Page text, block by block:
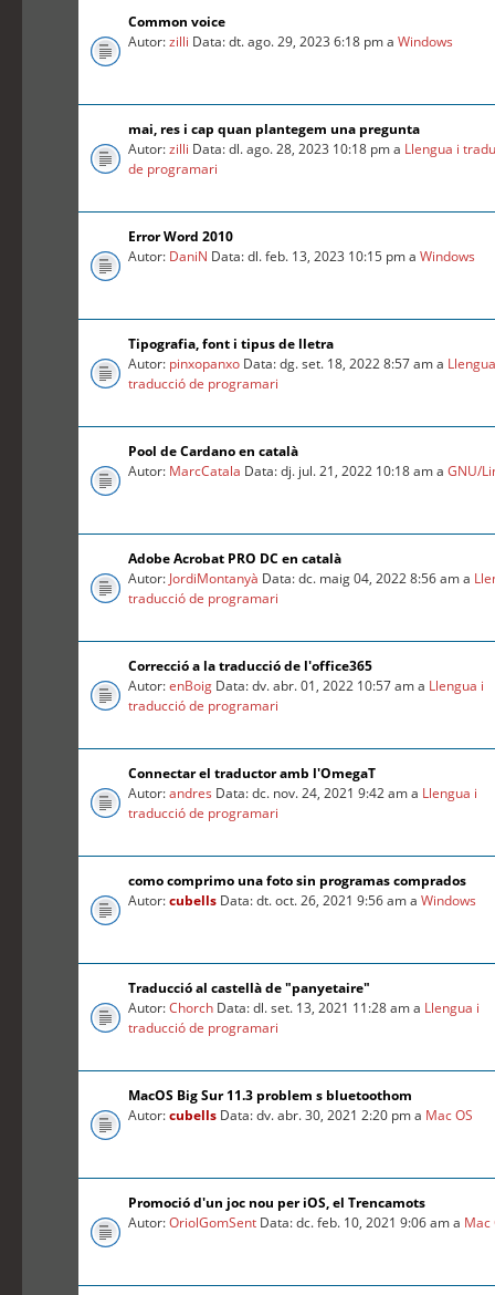
Common voice
Autor:zilli Data: dt. ago. 29, 2023 6:18 pm aWindows
mai, res i cap quan plantegem una pregunta
Autor:zilli Data: dl. ago. 28, 2023 10:18 pm a Llengua i
de programari
Error Word 2010
Autor: DaniN Data: dl. feb. 13, 2023 10:15 pm aWindows
Tipografia, font i tipus de lletra
Autor: pinxopanxo Data: dg. set. 18, 2022 8:57 am a
traducció de programari
Pool de Cardano en català
Autor: MarcCatala Data: dj. jul. 21, 2022 10:18 am aGNU/
Adobe Acrobat PRO DC en català
Autor: JordiMontanyà Data: dc. maig 04, 2022 8:56 am a
traducció de programari
Correcció a la traducció de l'office365
Autor:enBoig Data: dv. abr. 01, 2022 10:57 am a Llengua i
traducció de programari
Connectar el traductor amb l'OmegaT
Autor:andres Data: dc. nov. 24, 2021 9:42 am a Llengua i
traducció de programari
como comprimo una foto sin programas comprados
Autor:cubells Data: dt. oct. 26, 2021 9:56 am aWindows
Traducció al castellà de "panyetaire"
Autor:Chorch Data: dl. set. 13, 2021 11:28 am a Llengua i
traducció de programari
MacOS Big Sur 11.3 problem s bluetoothom
Autor:cubells Data: dv. abr. 30, 2021 2:20 pm a Mac OS
Promoció d'un joc nou per iOS, el Trencamots
Autor:OriolGomSent Data: dc. feb. 10, 2021 9:06 am a Mac